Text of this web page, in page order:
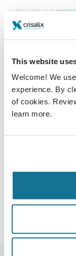
This website
Welcome! We
experience. By
of cookies.
learn more.
24-11-2022 -